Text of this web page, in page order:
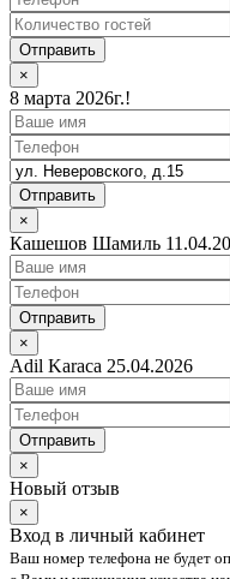
Отправить
×
8 марта 2026г.!
Отправить
×
Кашешов Шамиль
Отправить
×
Adil Karaca 25.04.2026
Отправить
×
Новый отзыв
×
Вход в личный кабинет
Ваш номер телефона не будет